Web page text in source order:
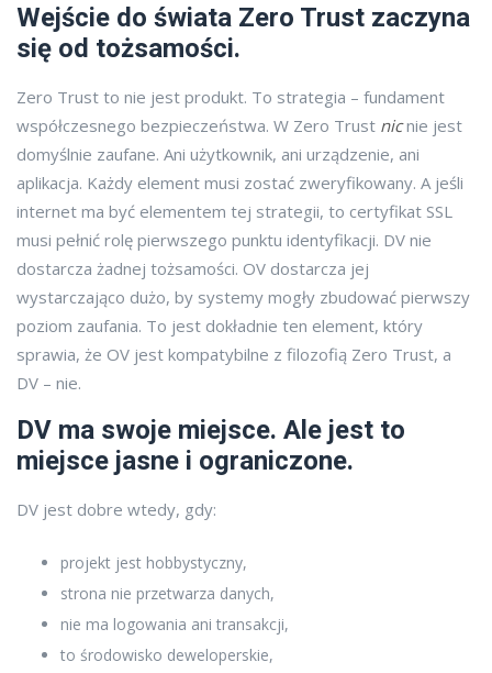
Wejście do świata Zero Trust zaczyna
się od tożsamości.
Zero Trust to nie jest produkt. To strategia – fundament
współczesnego bezpieczeństwa. W Zero Trust nicnie jest
domyślnie zaufane. Ani użytkownik, ani urządzenie, ani
aplikacja. Każdy element musi zostać zweryfikowany. A jeśli
internet ma być elementem tej strategii, to certyfikat SSL
musi pełnić rolę pierwszego punktu identyfikacji. DV nie
dostarcza żadnej tożsamości. OV dostarcza jej
wystarczająco dużo, by systemy mogły zbudować pierwszy
poziom zaufania. To jest dokładnie ten element, który
sprawia, że OV jest kompatybilne z filozofią Zero Trust, a
DV – nie.
DV ma swoje miejsce. Ale jest to
miejsce jasne i ograniczone.
DV jest dobre wtedy, gdy:
projekt jest hobbystyczny,
strona nie przetwarza danych,
nie ma logowania ani transakcji,
to środowisko deweloperskie,